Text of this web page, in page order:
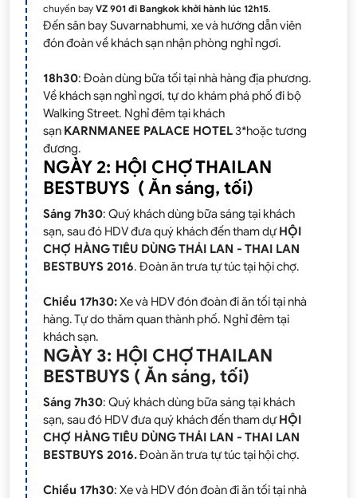
chuyến bay VZ 901 đi Bangkok khởi hành lúc 12h15.
Đến sân bay Suvarnabhumi, xe và hướng dẫn viên
đón đoàn về khách sạn nhận phòng nghỉ ngơi.
18h30: Đoàn dùng bữa tối tại nhà hàng địa phương.
Về khách sạn nghỉ ngơi, tự do khám phá phố đi bộ
Walking Street. Nghỉ đêm tại khách
sạn KARNMANEE PALACE HOTEL3*hoặc tương
đương.
NGÀY 2: HỘI CHỢ THAILAN
BESTBUYS ( Ăn sáng, tối)
Sáng 7h30: Quý khách dùng bữa sáng tại khách
sạn, sau đó HDV đưa quý khách đến tham dựHỘI
CHỢ HÀNG TIÊU DÙNG THÁI LAN - THAI LAN
BESTBUYS 2016. Đoàn ăn trưa tự túc tại hội chợ.
Chiều 17h30:Xe và HDV đón đoàn đi ăn tối tại nhà
hàng. Tự do thăm quan thành phố. Nghỉ đêm tại
khách sạn.
NGÀY 3: HỘI CHỢ THAILAN
BESTBUYS ( Ăn sáng, tối)
Sáng 7h30: Quý khách dùng bữa sáng tại khách
sạn, sau đó HDV đưa quý khách đến tham dựHỘI
CHỢ HÀNG TIÊU DÙNG THÁI LAN - THAI LAN
BESTBUYS 2016.Đoàn ăn trưa tự túc tại hội chợ.
Chiều 17h30: Xe và HDV đón đoàn đi ăn tối tại nhà